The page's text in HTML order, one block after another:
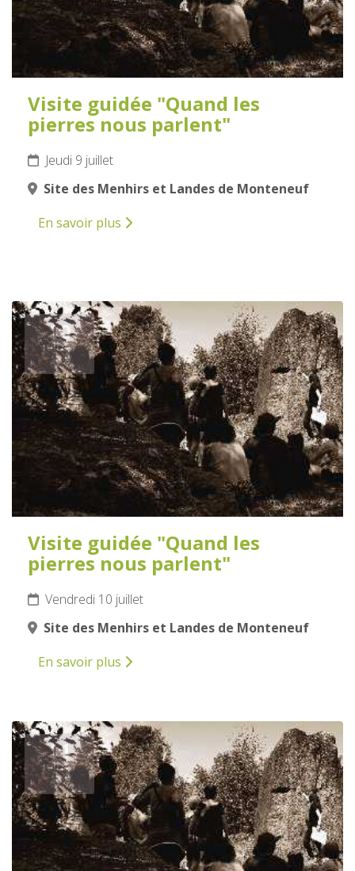
Visite guidée "Quand les
pierres nous parlent"
Jeudi 9 juillet
Site des Menhirs et Landes de Monteneuf
En savoir plus
10
JUILLET
2026
Visite guidée "Quand les
pierres nous parlent"
Vendredi 10 juillet
Site des Menhirs et Landes de Monteneuf
En savoir plus
11
JUILLET
2026